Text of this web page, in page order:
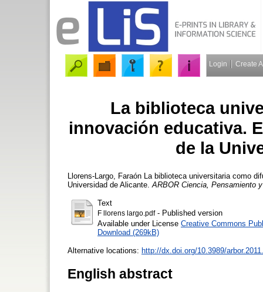
Login Create
La biblioteca
innovación educativa.
de la
Llorens-Largo, Faraón La biblioteca universitaria como
Universidad de Alicante. ARBOR Ciencia, Pensamiento
Text
F llorens largo.pdf- Published version
Available under License Creative Commons
Download (269kB)
Alternative locations: http://dx.doi.org/10.3989/
English abstract